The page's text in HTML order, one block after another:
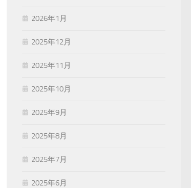
2026年1月
2025年12月
2025年11月
2025年10月
2025年9月
2025年8月
2025年7月
2025年6月